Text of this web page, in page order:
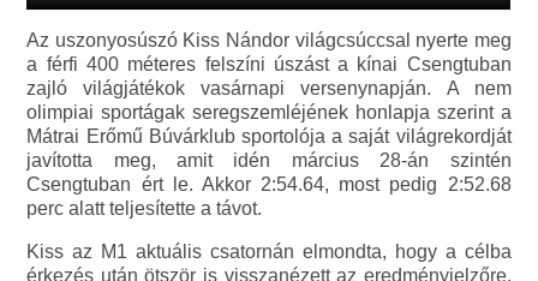
Az uszonyosúszó Kiss Nándor világcsúccsal nyerte meg
a férfi 400 méteres felszíni úszást a kínai Csengtuban
zajló világjátékok vasárnapi versenynapján. A nem
olimpiai sportágak seregszemléjének honlapja szerint a
Mátrai Erőmű Búvárklub sportolója a saját világrekordját
javította meg, amit idén március 28-án szintén
Csengtuban ért le. Akkor 2:54.64, most pedig 2:52.68
perc alatt teljesítette a távot.
Kiss az M1 aktuális csatornán elmondta, hogy a célba
érkezés után ötször is visszanézett az eredményjelzőre,